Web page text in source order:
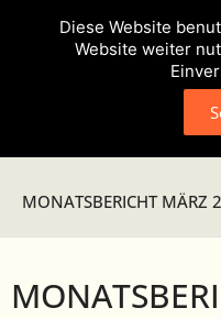
Veranstaltungen
MONATSBERICHT MÄRZ
Diese Website
Website weiter